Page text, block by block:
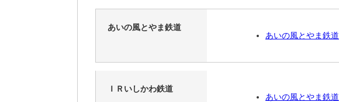
あいの風とやま鉄道
あいの風とやま鉄道
ＩＲいしかわ鉄道
あいの風とやま鉄道